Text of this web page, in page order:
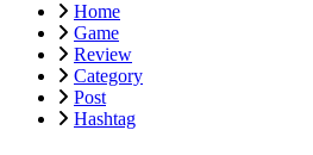
Home
Game
Review
Category
Post
Hashtag